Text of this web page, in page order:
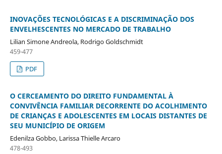
INOVAÇÕES TECNOLÓGICAS E A DISCRIMINAÇÃO DOS
ENVELHESCENTES NO MERCADO DE TRABALHO
Lilian Simone Andreola, Rodrigo Goldschmidt
459-477
PDF
O CERCEAMENTO DO DIREITO FUNDAMENTAL À
CONVIVÊNCIA FAMILIAR DECORRENTE DO ACOLHIMENTO
DE CRIANÇAS E ADOLESCENTES EM LOCAIS DISTANTES DE
SEU MUNICÍPIO DE ORIGEM
Edenilza Gobbo, Larissa Thielle Arcaro
478-493